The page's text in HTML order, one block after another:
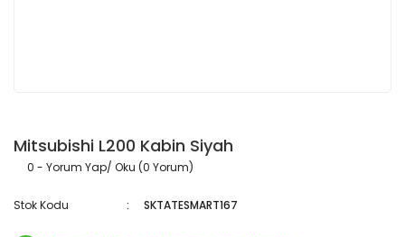
Mitsubishi L200 Kabin Siyah
0 - Yorum Yap/ Oku (0 Yorum)
Stok Kodu SKTATESMART167